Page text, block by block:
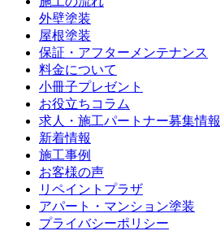
外壁塗装
屋根塗装
保証・アフターメンテナンス
料金について
小冊子プレゼント
お役立ちコラム
求人・施工パートナー募集情報
新着情報
施工事例
お客様の声
リペイントプラザ
アパート・マンション塗装
プライバシーポリシー